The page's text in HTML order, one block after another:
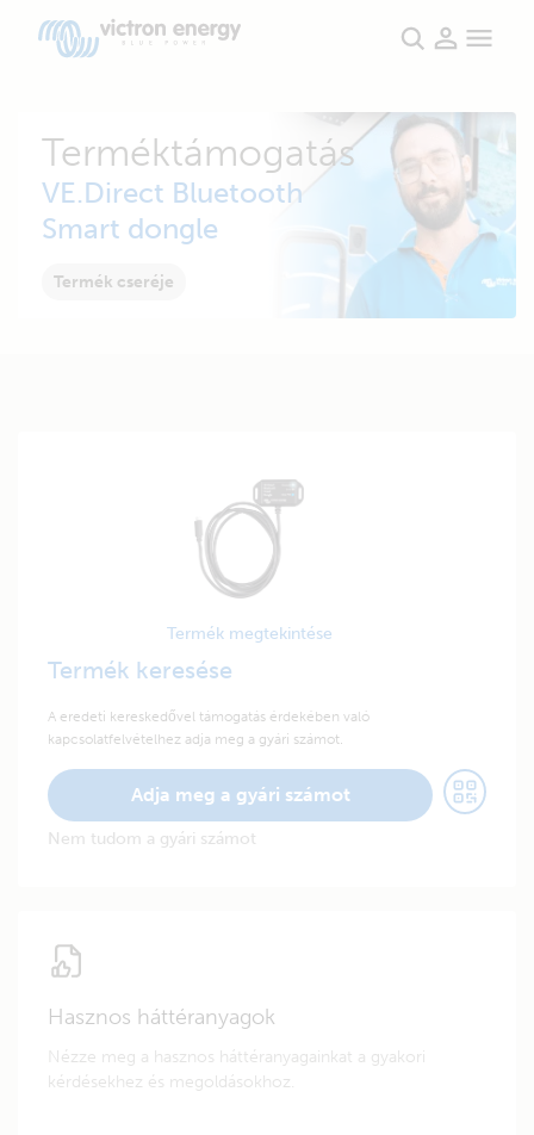
Terméktámogatás
VE.Direct Bluetooth
Smart dongle
Termék cseréje
Termék megtekintése
Termék keresése
A eredeti kereskedővel támogatás érdekében való
kapcsolatfelvételhez adja meg a gyári számot.
Adja meg a gyári számot
Nem tudom a gyári számot
Hasznos háttéranyagok
Nézze meg a hasznos háttéranyagainkat a gyakori
kérdésekhez és megoldásokhoz.